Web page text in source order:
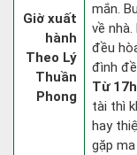
Giờ xuất
hành
Theo Lý
Thuần
Phong
mắn.
về
đều
đình
Từ
tài thì
hay
gặp